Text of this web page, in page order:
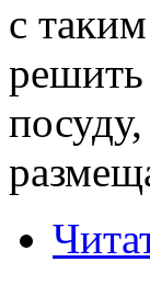
с
решить